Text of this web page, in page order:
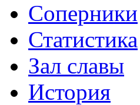
Соперники
Статистика
Зал славы
История